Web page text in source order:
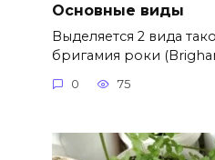
Основные виды
Выделяется 2 вида
бригамия роки
0 75